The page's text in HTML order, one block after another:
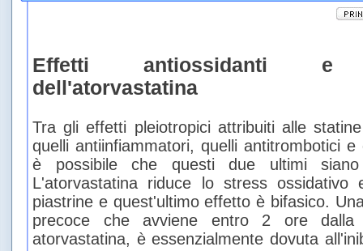
Effetti antiossidanti e
dell'atorvastatina
Tra gli effetti pleiotropici attribuiti alle
quelli antiinfiammatori, quelli antitrombotici
è possibile che questi due ultimi siano
L'atorvastatina riduce lo stress ossidativo
piastrine e quest'ultimo effetto è bifasico.
precoce che avviene entro 2 ore dalla
atorvastatina, è essenzialmente dovuta